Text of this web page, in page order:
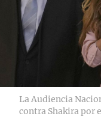
La Audiencia
contra Shakira por